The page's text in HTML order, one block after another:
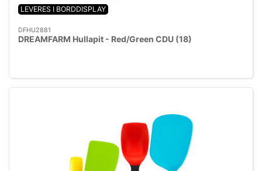
LEVERES I BORDDISPLAY
DFHU2881
DREAMFARM Hullapit - Red/Green CDU (18)